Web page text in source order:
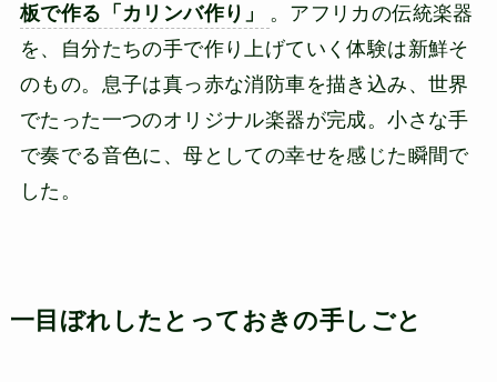
板で作る「カリンバ作り」
。アフリカの伝統楽器
を、自分たちの手で作り上げていく体験は新鮮そ
のもの。息子は真っ赤な消防車を描き込み、世界
でたった一つのオリジナル楽器が完成。小さな手
で奏でる音色に、母としての幸せを感じた瞬間で
した。
一目ぼれしたとっておきの手しごと